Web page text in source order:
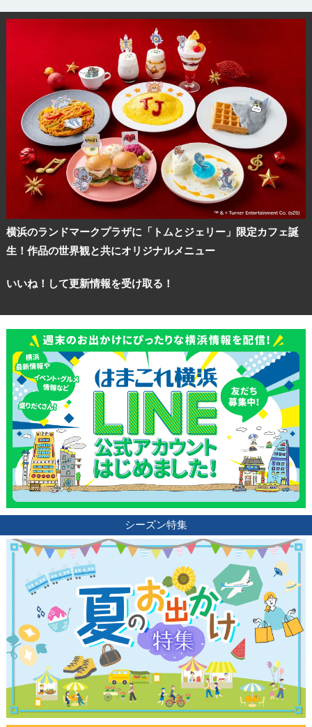
横浜のランドマークプラザに「トムとジェリー」限定カフェ誕
生！作品の世界観と共にオリジナルメニュー
いいね！して更新情報を受け取る！
シーズン特集
観光ガイド
ランキング
ブログ記事
サイトについて